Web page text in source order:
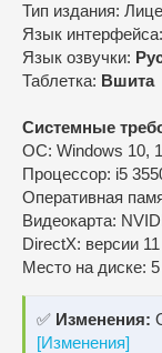
Тип издания:
Язык интерфейса:
Язык озвучки:
Таблетка: Вшита
Системные
ОС: Windows 10,
Процессор: i5
Оперативная
Видеокарта:
DirectX: версии 11
Место на диске:
✅ Изменения:
[Изменения]